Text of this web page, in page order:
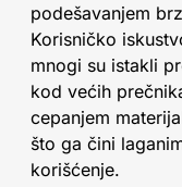
podešavanjem
Korisničko
mnogi su istakli
kod većih
cepanjem
što ga čini
korišćenje.